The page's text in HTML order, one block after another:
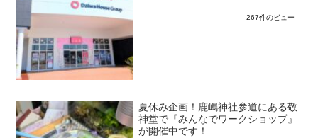
267件のビュー
夏休み企画！鹿嶋神社参道にある敬
神堂で『みんなでワークショップ』
が開催中です！